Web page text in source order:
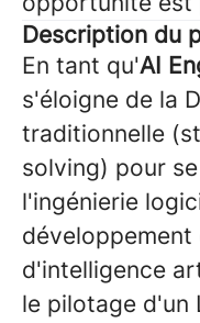
Description du
En tant qu'AI
s'éloigne de la
traditionnelle
solving) pour
l'ingénierie
développement
d'intelligence
le pilotage d'un